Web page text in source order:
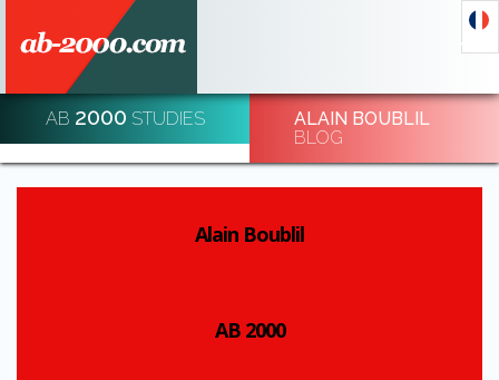
DECODE AND DE-CODE ECONOMIC EVENTS
REGISTRATION
AB 2000 STUDIES
ALAIN BOUBLIL
BLOG
Alain Boublil
AB 2000